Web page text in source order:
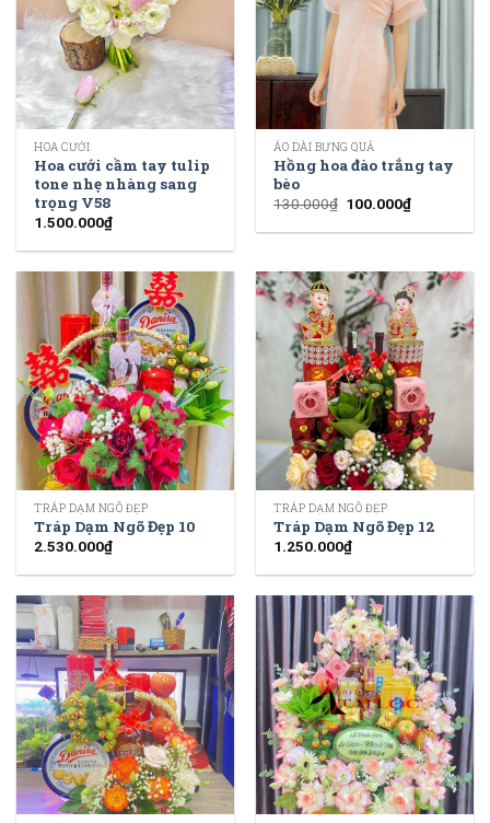
HOA CƯỚI
Hoa cưới cầm tay tulip
tone nhẹ nhàng sang
trọng V58
1.500.000₫
ÁO DÀI BƯNG QUẢ
Hồng hoa đào trắng tay
bèo
130.000₫ 100.000₫
TRÁP DẠM NGÕ ĐẸP
Tráp Dạm Ngõ Đẹp 10
2.530.000₫
TRÁP DẠM NGÕ ĐẸP
Tráp Dạm Ngõ Đẹp 12
1.250.000₫